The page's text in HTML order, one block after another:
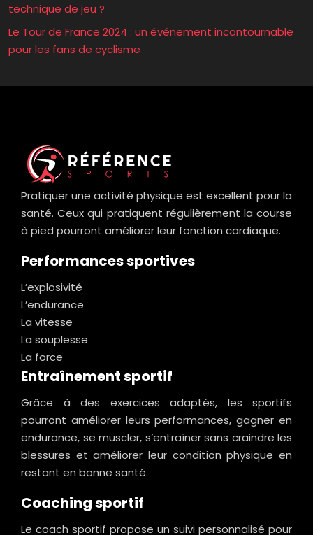
technique de jeu ?
Le Tour de France 2024 : un événement incontournable
pour les fans de cyclisme
Pratiquer une activité physique est excellent pour la
santé. Ceux qui pratiquent régulièrement la course
à pied pourront améliorer leur fonction cardiaque.
Performances sportives
L’explosivité
L’endurance
La vitesse
La souplesse
La force
Entraînement sportif
Grâce à des exercices adaptés, les sportifs
pourront améliorer leurs performances, gagner en
endurance, se muscler, s’entraîner sans craindre les
blessures et améliorer leur condition physique en
restant en bonne santé.
Coaching sportif
Le coach sportif propose un suivi personnalisé pour